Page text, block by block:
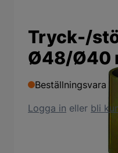
Tryck-/
Ø48/Ø40
Beställningsvara
Logga in eller bli